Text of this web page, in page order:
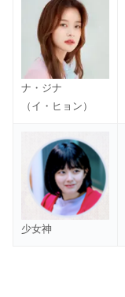
ナ・ジナ
（イ・ヒョン）
少女神